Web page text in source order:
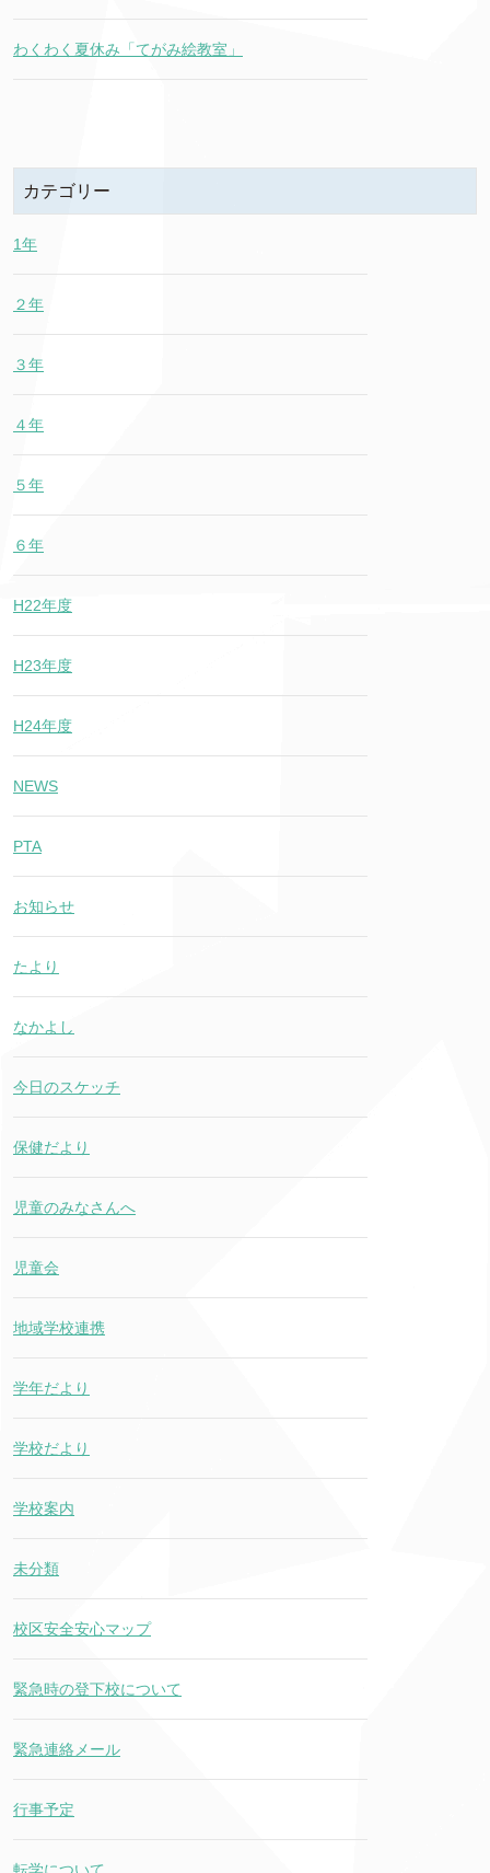
わくわく夏休み「てがみ絵教室」
カテゴリー
1年
２年
３年
４年
５年
６年
H22年度
H23年度
H24年度
NEWS
PTA
お知らせ
たより
なかよし
今日のスケッチ
保健だより
児童のみなさんへ
児童会
地域学校連携
学年だより
学校だより
学校案内
未分類
校区安全安心マップ
緊急時の登下校について
緊急連絡メール
行事予定